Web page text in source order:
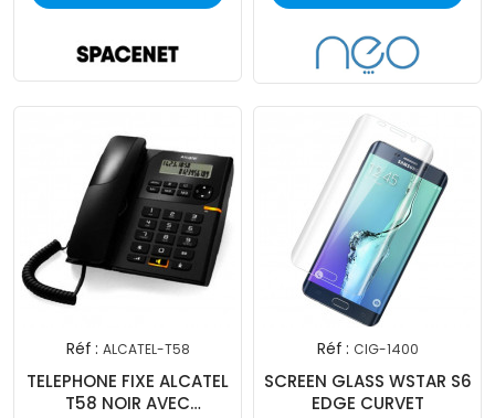
Réf : ALCATEL-T58
TELEPHONE FIXE ALCATEL
T58 NOIR AVEC
Réf : CIG-1400
SCREEN GLASS WSTAR S6
EDGE CURVET